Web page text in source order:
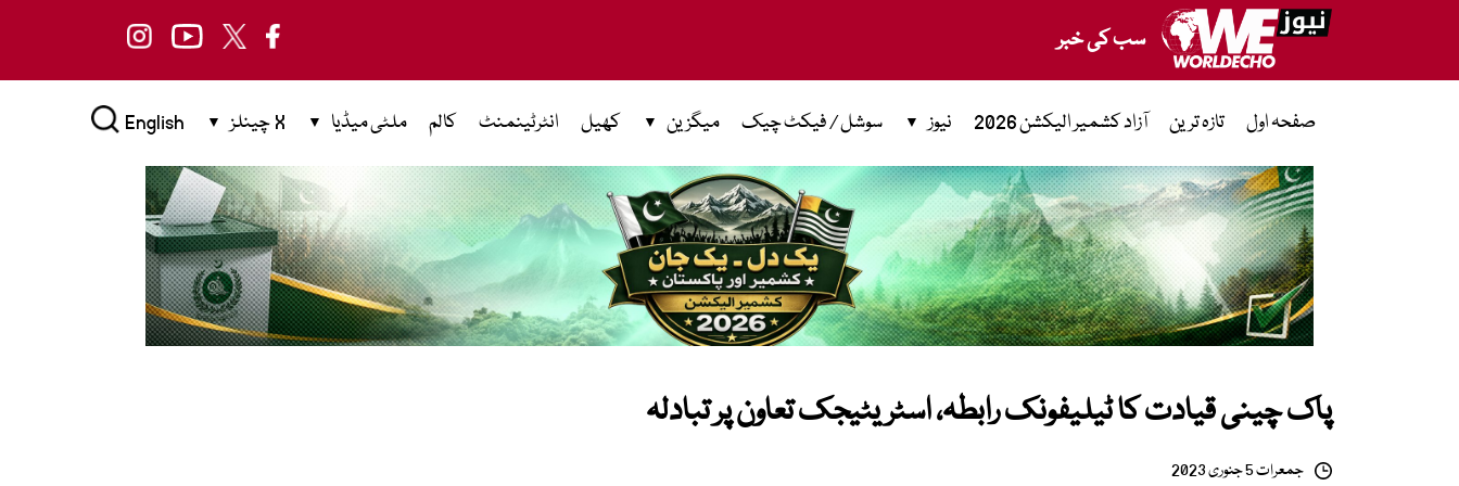
سب کی خبر
صفحہ اول تازہ ترین آزاد کشمیر الیکشن 2026 نیوز سوشل / فیکٹ چیک میگزین کھیل انٹرٹینمنٹ کالم ملٹی میڈیا X چینلز English
پاک چینی قیادت کا ٹیلیفونک رابطہ، اسٹریٹیجک تعاون پر تبادلہ
جمعرات 5 جنوری 2023